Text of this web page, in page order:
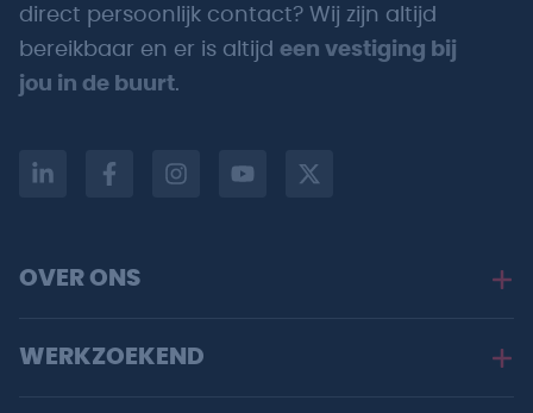
direct persoonlijk contact? Wij zijn altijd
bereikbaar en er is altijd een vestiging bij
jou in de buurt.
OVER ONS
WERKZOEKEND